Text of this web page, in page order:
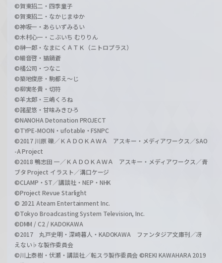
©賀東招二・四季童子
©賀東招二・なかじまゆか
©神坂一・あらいずみるい
©木村心一・こぶいち むりりん
©榊一郎・なまにくＡＴＫ（ニトロプラス）
©細音啓・猫鍋蒼
©橘公司・つなこ
©築地俊彦・駒都え～じ
©柳実冬貴・切符
©羊太郎・三嶋くろね
©諸星悠・甘味みきひろ
©NANOHA Detonation PROJECT
©TYPE-MOON・ufotable・FSNPC
©2017 川原 礫／ＫＡＤＯＫＡＷＡ アスキー・メディアワークス／SAO
-A Project
©2018 鴨志田 一／ＫＡＤＯＫＡＷＡ アスキー・メディアワークス／青
ブタ Project イラスト／溝口ケージ
©CLAMP・ST／講談社・NEP・NHK
©Project Revue Starlight
© 2021 Ateam Entertainment Inc.
©Tokyo Broadcasting System Television, Inc.
©DMM / C2 / KADOKAWA
©2017 丸戸史明・深崎暮人・KADOKAWA ファンタジア文庫刊／冴
えない♭な製作委員会
©川上泰樹・伏瀬・講談社／転スラ製作委員会 ©REKI KAWAHARA 2019